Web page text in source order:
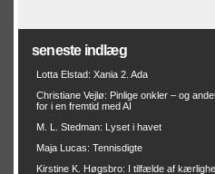
seneste indlæg
Lotta Elstad: Xania 2. Ada
Christiane Vejlø: Pinlige onkler – og
for i en fremtid med AI
M. L. Stedman: Lyset i havet
Maja Lucas: Tennisdigte
Kirstine K. Høgsbro: I tilfælde af